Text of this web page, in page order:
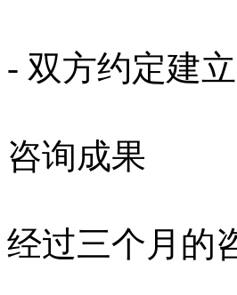
- 双方约定建
咨询成果
经过三个月的